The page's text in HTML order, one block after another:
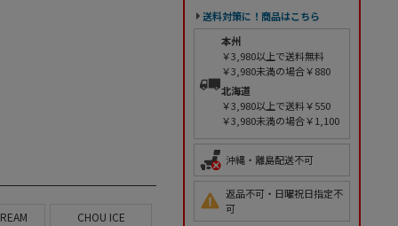
CHOU ICE
送料対策に！商品はこちら
本州
￥3,980以上で送料無料
￥3,980未満の場合￥880
北海道
￥3,980以上で送料￥550
￥3,980未満の場合￥1,100
沖縄・離島配送不可
返品不可・日曜祝日指定不
可